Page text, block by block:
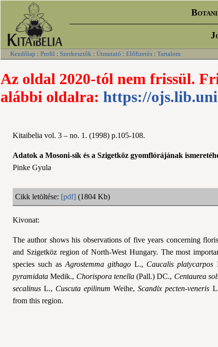
Kezdőlap : Profil : Szerkesztők : Útmutató : Előfizetés : Tartalom
Az oldal 2020-tól nem frissül.
alábbi oldalra: https://
Kitaibelia vol. 3 – no. 1. (1998) p.105-108.
Adatok a Mosoni-sík és a Szigetköz gyomflórájának
Pinke Gyula
Cikk letöltése: [pdf] (1804 Kb)
Kivonat:
The author shows his observations of five years concerning
and Szigetköz region of North-West Hungary. The most
species such asAgrostemma githago L., Caucalis platycarpos
pyramidata Medik., Chorispora tenella(Pall.) DC., Centaurea
secalinus L., Cuscuta epilinum Weihe,Scandix pecten-veneris
from this region.